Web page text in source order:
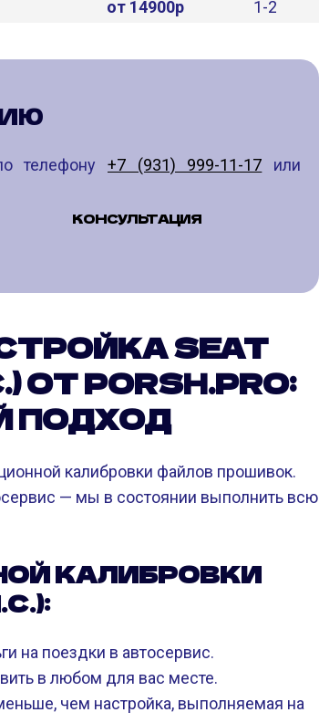
от 14900р 1-2
телефону +7 (931) 999-11-17 или
КОНСУЛЬТАЦИЯ
SEAT
ОТ PORSH.PRO:
ПОДХОД
калибровки файлов прошивок.
— мы в состоянии выполнить всю
КАЛИБРОВКИ
на поездки в автосервис.
в любом для вас месте.
чем настройка, выполняемая на